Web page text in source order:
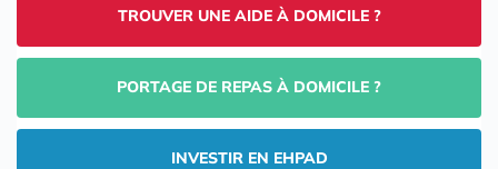
TROUVER UNE AIDE À DOMICILE ?
PORTAGE DE REPAS À DOMICILE ?
INVESTIR EN EHPAD